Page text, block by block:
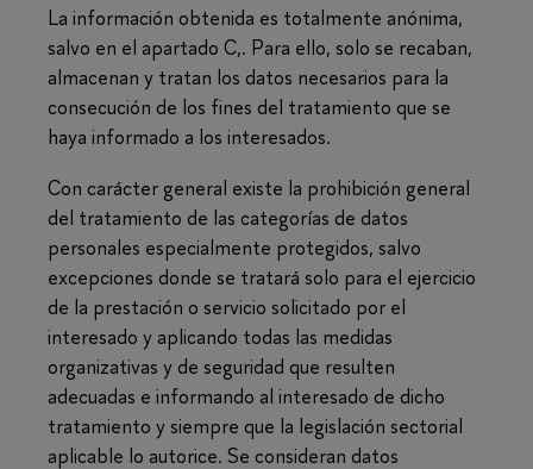
La información obtenida es totalmente anónima,
salvo en el apartado C,. Para ello, solo se recaban,
almacenan y tratan los datos necesarios para la
consecución de los fines del tratamiento que se
haya informado a los interesados.
Con carácter general existe la prohibición general
del tratamiento de las categorías de datos
personales especialmente protegidos, salvo
excepciones donde se tratará solo para el ejercicio
de la prestación o servicio solicitado por el
interesado y aplicando todas las medidas
organizativas y de seguridad que resulten
adecuadas e informando al interesado de dicho
tratamiento y siempre que la legislación sectorial
aplicable lo autorice. Se consideran datos